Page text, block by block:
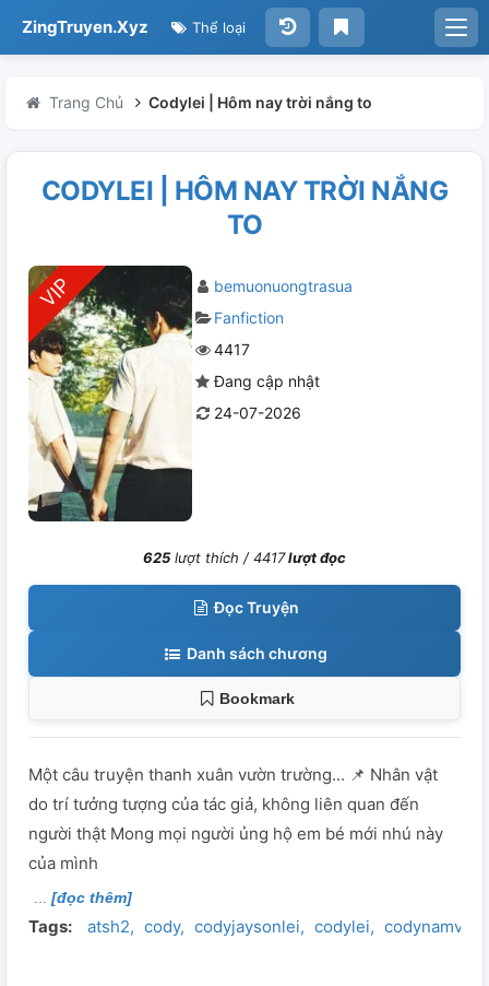
ZingTruyen.Xyz Thể loại
Trang Chủ Codylei | Hôm nay trời nắng to
CODYLEI | HÔM NAY TRỜI NẮNG
TO
bemuonuongtrasua
Fanfiction
4417
Đang cập nhật
24-07-2026
625 lượt thích /4417lượt đọc
Đọc Truyện
Danh sách chương
Bookmark
Một câu truyện thanh xuân vườn trường... 📌 Nhân vật
do trí tưởng tượng của tác giả, không liên quan đến
người thật Mong mọi người ủng hộ em bé mới nhú này
của mình
[đọc thêm]
Tags: atsh2 cody codyjaysonlei codylei codynamvo